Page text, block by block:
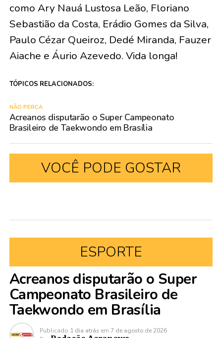
como Ary Nauá Lustosa Leão, Floriano
Sebastião da Costa, Erádio Gomes da Silva,
Paulo Cézar Queiroz, Dedé Miranda, Fauzer
Aiache e Áurio Azevedo. Vida longa!
TÓPICOS RELACIONADOS:
NÃO PERCA
Acreanos disputarão o Super Campeonato
Brasileiro de Taekwondo em Brasília
VOCÊ PODE GOSTAR
ESPORTE
Acreanos disputarão o Super
Campeonato Brasileiro de
Taekwondo em Brasília
Publicado 1 dia atrás em 7 de agosto de 2026